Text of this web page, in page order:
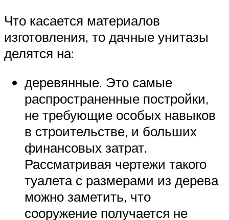
Что касается материалов
изготовления, то дачные унитазы
делятся на:
деревянные. Это самые
распространенные постройки,
не требующие особых навыков
в строительстве, и больших
финансовых затрат.
Рассматривая чертежи такого
туалета с размерами из дерева
можно заметить, что
сооружение получается не